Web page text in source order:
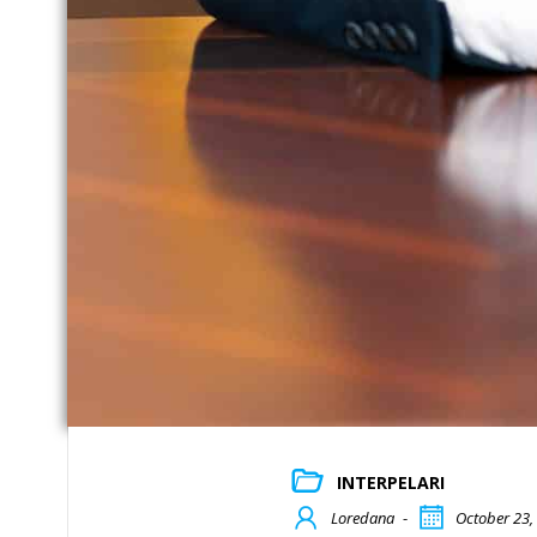
INTERPELARI
Loredana - October